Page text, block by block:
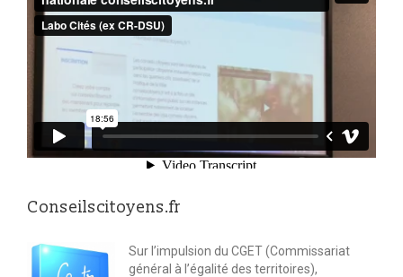
Conseilscitoyens.fr
Sur l’impulsion du CGET (Commissariat
général à l’égalité des territoires),